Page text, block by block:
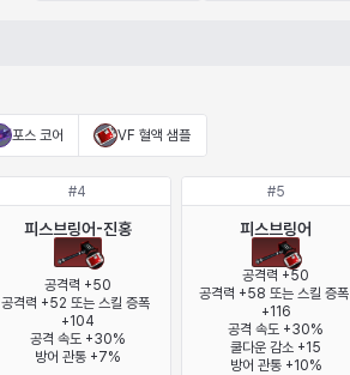
포스 코어 VF 혈액 샘플
#4
피스브링어-진홍
공격력 +50
공격력 +52 또는 스킬 증폭
+104
공격 속도 +30%
방어 관통 +7%
#5
피스브링어
공격력 +50
공격력 +58 또는 스킬 증폭
+116
공격 속도 +30%
쿨다운 감소 +15
방어 관통 +10%